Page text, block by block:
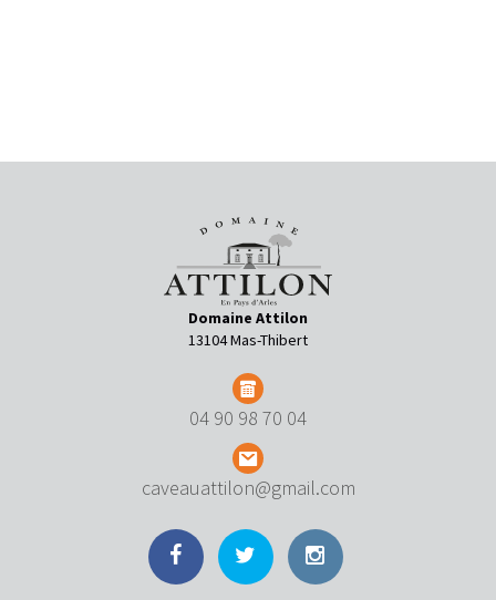
Domaine Attilon
13104 Mas-Thibert
04 90 98 70 04
caveauattilon@gmail.com